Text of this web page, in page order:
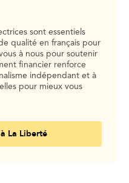
sont essentiels
qualité en français pour
à nous pour soutenir
financier renforce
indépendant et à
pour mieux vous
La Liberté